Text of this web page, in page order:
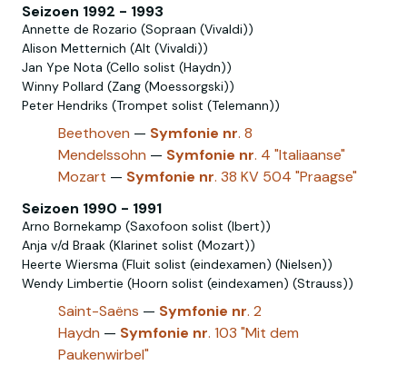
Seizoen 1992 - 1993
Annette de Rozario (Sopraan (Vivaldi))
Alison Metternich (Alt (Vivaldi))
Jan Ype Nota (Cello solist (Haydn))
Winny Pollard (Zang (Moessorgski))
Peter Hendriks (Trompet solist (Telemann))
Beethoven — Symfonie nr. 8
Mendelssohn — Symfonie nr. 4 "Italiaanse"
Mozart — Symfonie nr. 38 KV 504 "Praagse"
Seizoen 1990 - 1991
Arno Bornekamp (Saxofoon solist (Ibert))
Anja v/d Braak (Klarinet solist (Mozart))
Heerte Wiersma (Fluit solist (eindexamen) (Nielsen))
Wendy Limbertie (Hoorn solist (eindexamen) (Strauss))
Saint-Saëns — Symfonie nr. 2
Haydn — Symfonie nr. 103 "Mit dem
Paukenwirbel"